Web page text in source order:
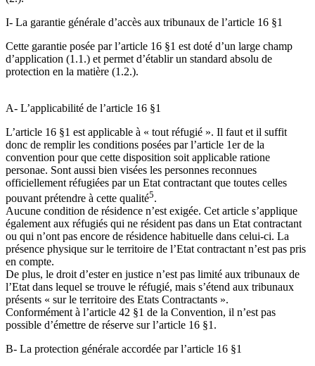
I- La garantie générale d’accès aux tribunaux de l’article 16 §1
Cette garantie posée par l’article 16 §1 est doté d’un large champ
d’application (1.1.) et permet d’établir un standard absolu de
protection en la matière (1.2.).
A- L’applicabilité de l’article 16 §1
L’article 16 §1 est applicable à « tout réfugié ». Il faut et il suffit
donc de remplir les conditions posées par l’article 1er de la
convention pour que cette disposition soit applicable ratione
personae. Sont aussi bien visées les personnes reconnues
officiellement réfugiées par un Etat contractant que toutes celles
pouvant prétendre à cette qualité5.
Aucune condition de résidence n’est exigée. Cet article s’applique
également aux réfugiés qui ne résident pas dans un Etat contractant
ou qui n’ont pas encore de résidence habituelle dans celui-ci. La
présence physique sur le territoire de l’Etat contractant n’est pas pris
en compte.
De plus, le droit d’ester en justice n’est pas limité aux tribunaux de
l’Etat dans lequel se trouve le réfugié, mais s’étend aux tribunaux
présents « sur le territoire des Etats Contractants ».
Conformément à l’article 42 §1 de la Convention, il n’est pas
possible d’émettre de réserve sur l’article 16 §1.
B- La protection générale accordée par l’article 16 §1